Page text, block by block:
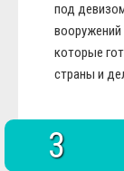
под
которые
страны и
3